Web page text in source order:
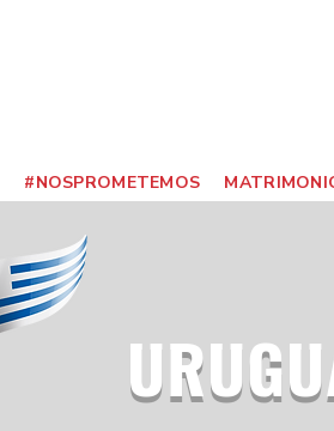
#NOSPROMETEMOS